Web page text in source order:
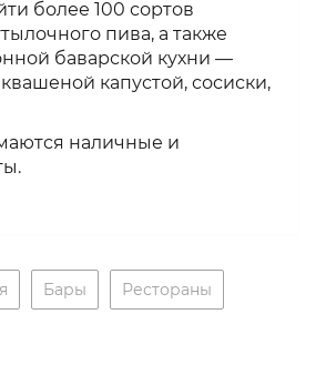
более 100 сортов
пива, а также
баварской кухни —
капустой, сосиски,
наличные и
Бары Рестораны